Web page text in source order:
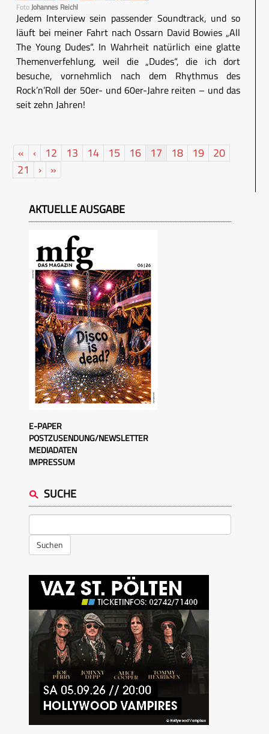
FotoJohannes Reichl
Jedem Interview sein passender Soundtrack, und so
läuft bei meiner Fahrt nach Ossarn David Bowies „All
The Young Dudes“. In Wahrheit natürlich eine glatte
Themenverfehlung, weil die „Dudes“, die ich dort
besuche, vornehmlich nach dem Rhythmus des
Rock’n’Roll der 50er- und 60er-Jahre reiten – und das
seit zehn Jahren!
« ‹ 12 13 14 15 16 17 18 19 20
21
› »
AKTUELLE AUSGABE
E-PAPER
POSTZUSENDUNG/NEWSLETTER
MEDIADATEN
IMPRESSUM
SUCHE
Suchen